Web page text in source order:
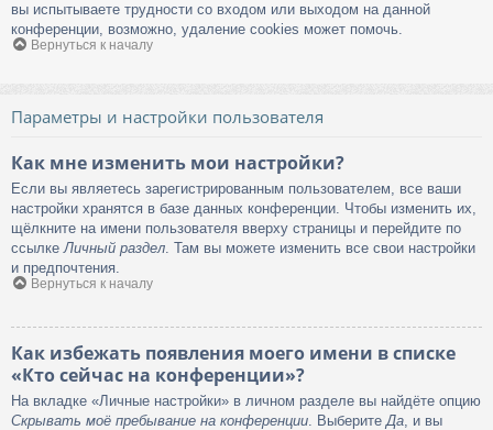
вы испытываете трудности со входом или выходом на данной
конференции, возможно, удаление cookies может помочь.
Вернуться к началу
Параметры и настройки пользователя
Как мне изменить мои настройки?
Если вы являетесь зарегистрированным пользователем, все ваши
настройки хранятся в базе данных конференции. Чтобы изменить их,
щёлкните на имени пользователя вверху страницы и перейдите по
ссылкеЛичный раздел. Там вы можете изменить все свои настройки
и предпочтения.
Вернуться к началу
Как избежать появления моего имени в списке
«Кто сейчас на конференции»?
На вкладке «Личные настройки» в личном разделе вы найдёте опцию
Скрывать моё пребывание на конференции . Выберите Да , и вы